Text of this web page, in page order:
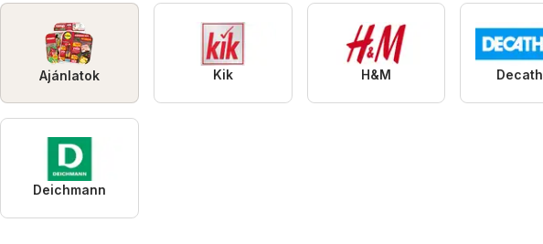
Ajánlatok Kik H&M
Deichmann